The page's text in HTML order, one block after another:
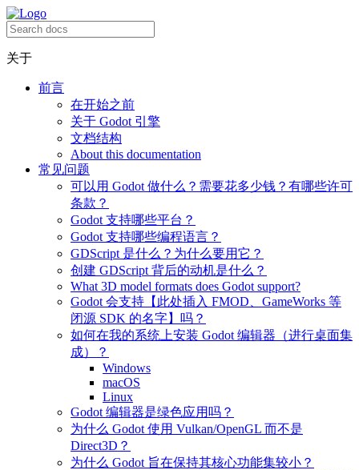
关于
前言
在开始之前
关于 Godot 引擎
文档结构
About this documentation
常见问题
可以用 Godot 做什么？需要花多少钱？有哪些许可
条款？
Godot 支持哪些平台？
Godot 支持哪些编程语言？
GDScript 是什么？为什么要用它？
创建 GDScript 背后的动机是什么？
What 3D model formats does Godot support?
Godot 会支持【此处插入 FMOD、GameWorks 等
闭源 SDK 的名字】吗？
如何在我的系统上安装 Godot 编辑器（进行桌面集
成）？
Windows
macOS
Linux
Godot 编辑器是绿色应用吗？
为什么 Godot 使用 Vulkan/OpenGL 而不是
Direct3D？
为什么 Godot 旨在保持其核心功能集较小？